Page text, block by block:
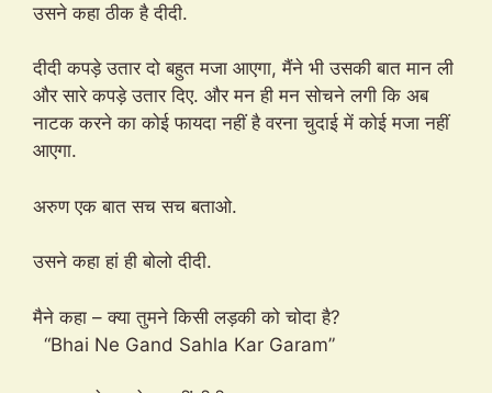
उसने कहा ठीक है दीदी.
दीदी कपड़े उतार दो बहुत मजा आएगा, मैंने भी उसकी बात मान ली
और सारे कपड़े उतार दिए. और मन ही मन सोचने लगी कि अब
नाटक करने का कोई फायदा नहीं है वरना चुदाई में कोई मजा नहीं
आएगा.
अरुण एक बात सच सच बताओ.
उसने कहा हां ही बोलो दीदी.
मैने कहा – क्या तुमने किसी लड़की को चोदा है?
“Bhai Ne Gand Sahla Kar Garam”